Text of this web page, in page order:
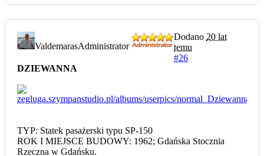
ValdemarasAdministrator
Dodano 20 lat
temu
#26
DZIEWANNA
TYP: Statek pasażerski typu SP-150
ROK I MIEJSCE BUDOWY: 1962; Gdańska Stocznia
Rzeczna w Gdańsku.